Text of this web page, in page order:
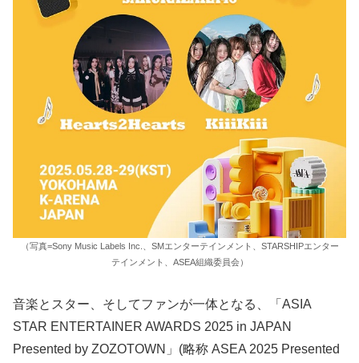
（写真=Sony Music Labels Inc.、SMエンターテインメント、STARSHIPエンター
テインメント、ASEA組織委員会）
音楽とスター、そしてファンが一体となる、「ASIA
STAR ENTERTAINER AWARDS 2025 in JAPAN
Presented by ZOZOTOWN」(略称 ASEA 2025 Presented